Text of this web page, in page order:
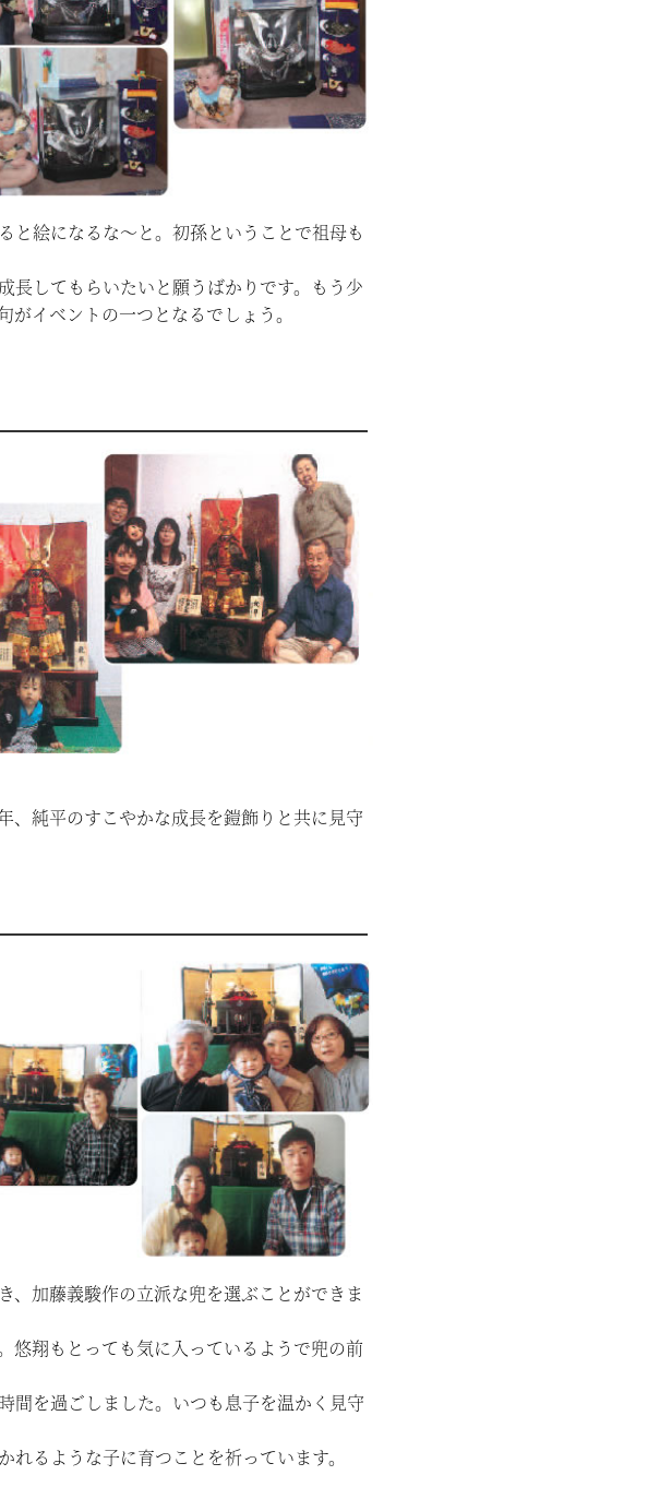
と絵になるな〜と。初孫ということで祖母も
長してもらいたいと願うばかりです。もう少
イベントの一つとなるでしょう。
、純平のすこやかな成長を鎧飾りと共に見守
、加藤義駿作の立派な兜を選ぶことができま
悠翔もとっても気に入っているようで兜の前
間を過ごしました。いつも息子を温かく見守
るような子に育つことを祈っています。